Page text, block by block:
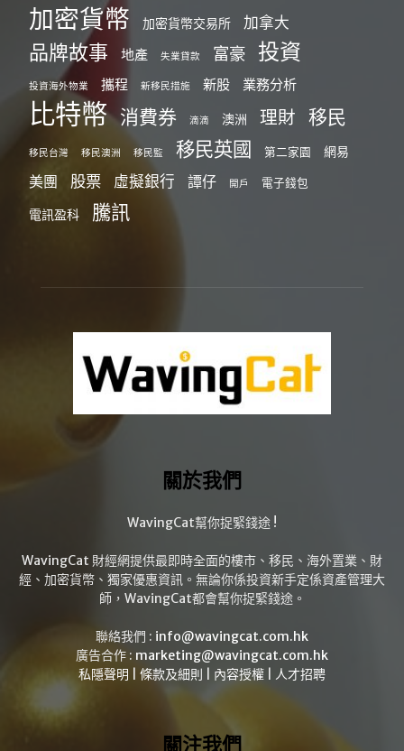
加密貨幣 加密貨幣交易所 加拿大
品牌故事 地產 失業貸款 富豪 投資
投資海外物業 攜程 新移民措施 新股 業務分析
比特幣 消費券 滴滴 澳洲 理財 移民
移民台灣 移民澳洲 移民監 移民英國 第二家園 網易
美團 股票 虛擬銀行 譚仔 開戶 電子錢包
電訊盈科 騰訊
關於我們
WavingCat幫你捉緊錢途 !
WavingCat 財經網提供最即時全面的樓市、移民、海外置業、財
經、加密貨幣、獨家優惠資訊。無論你係投資新手定係資產管理大
師，WavingCat都會幫你捉緊錢途。
聯絡我們 : info@wavingcat.com.hk
廣告合作 : marketing@wavingcat.com.hk
私隱聲明
條款及細則 內容授權 人才招聘
關注我們